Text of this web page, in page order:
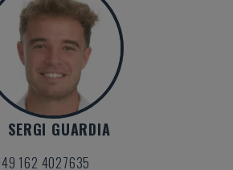
SERGI GUARDIA
162 4027635